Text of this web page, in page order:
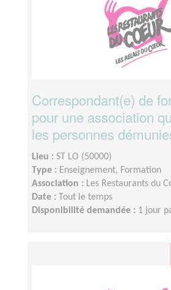
Correspondant(e) de
pour une association
les personnes
Lieu : ST LO (50000)
Type : Enseignement, Formation
Association : Les Restaurants du
Date :
Tout le temps
Disponibilité demandée : 1 jour